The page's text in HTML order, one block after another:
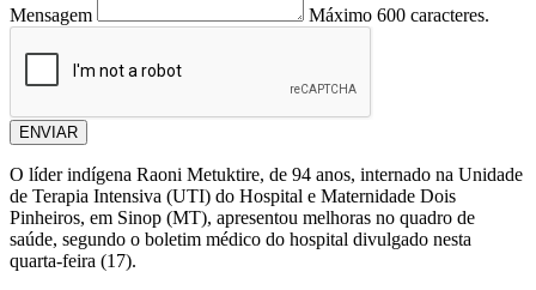
Mensagem Máximo 600 caracteres.
ENVIAR
O líder indígena Raoni Metuktire, de 94 anos, internado na Unidade
de Terapia Intensiva (UTI) do Hospital e Maternidade Dois
Pinheiros, em Sinop (MT), apresentou melhoras no quadro de
saúde, segundo o boletim médico do hospital divulgado nesta
quarta-feira (17).